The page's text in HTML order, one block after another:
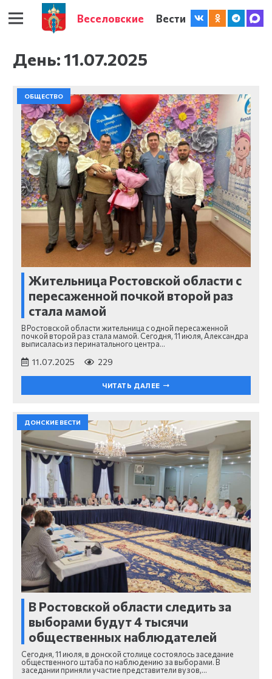
Веселовские Вести
День:11.07.2025
ОБЩЕСТВО
Жительница Ростовской области с
пересаженной почкой второй раз
стала мамой
В Ростовской области жительница с одной пересаженной
почкой второй раз стала мамой. Сегодня, 11 июля, Александра
выписалась из перинатального центра…
11.07.2025 229
ЧИТАТЬ ДАЛЕЕ
ДОНСКИЕ ВЕСТИ
В Ростовской области следить за
выборами будут 4 тысячи
общественных наблюдателей
Сегодня, 11 июля, в донской столице состоялось заседание
общественного штаба по наблюдению за выборами. В
заседании приняли участие представители вузов,…